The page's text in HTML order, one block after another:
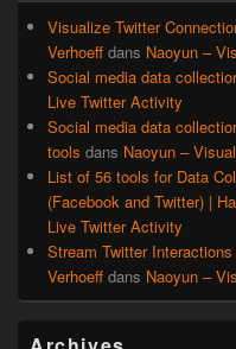
Visualize Twitter
Verhoeff dans Naoyun –
Social media data
Live Twitter Activity
Social media data
tools dans Naoyun –
List of 56 tools for Data
(Facebook and Twitter) |
Live Twitter Activity
Stream Twitter
Verhoeff dans Naoyun –